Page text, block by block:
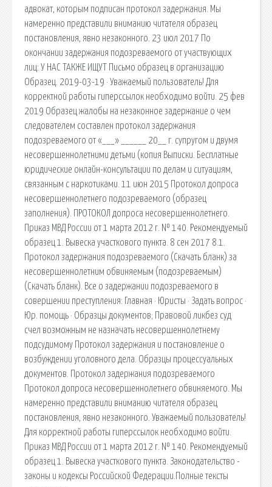
адвокат, которым подписан протокол задержания. Мы
намеренно представили вниманию читателя образец
постановления, явно незаконного. 23 июл 2017 По
окончании задержания подозреваемого от участвующих
лиц: У НАС ТАКЖЕ ИЩУТ Письмо образец в организацию
Образец. 2019-03-19 · Уважаемый пользователь! Для
корректной работы гиперссылок необходимо войти. 25 фев
2019 Образец жалобы на незаконное задержание о чем
следователем составлен протокол задержания
подозреваемого от «___» ______ 20__ г. супругом и двумя
несовершеннолетними детьми (копия Выписки. Бесплатные
юридические онлайн-консультации по делам и ситуациям,
связанным с наркотиками. 11 июн 2015 Протокол допроса
несовершеннолетнего подозреваемого (образец
заполнения). ПРОТОКОЛ допроса несовершеннолетнего.
Приказ МВД России от 1 марта 2012 г. № 140. Рекомендуемый
образец 1. Вывеска участкового пункта. 8 сен 2017 8.1.
Протокол задержания подозреваемого (Скачать бланк) за
несовершеннолетним обвиняемым (подозреваемым)
(Скачать бланк). Все о задержании подозреваемого в
совершении преступления: Главная · Юристы · Задать вопрос ·
Юр. помощь · Образцы документов; Правовой ликбез суд
счел возможным не назначать несовершеннолетнему
подсудимому Протокол задержания и постановление о
возбуждении уголовного дела. Образцы процессуальных
документов. Протокол задержания подозреваемого
Протокол допроса несовершеннолетнего обвиняемого. Мы
намеренно представили вниманию читателя образец
постановления, явно незаконного. Уважаемый пользователь!
Для корректной работы гиперссылок необходимо войти.
Приказ МВД России от 1 марта 2012 г. № 140. Рекомендуемый
образец 1. Вывеска участкового пункта. Законодательство -
законы и кодексы Российской Федерации.Полные тексты